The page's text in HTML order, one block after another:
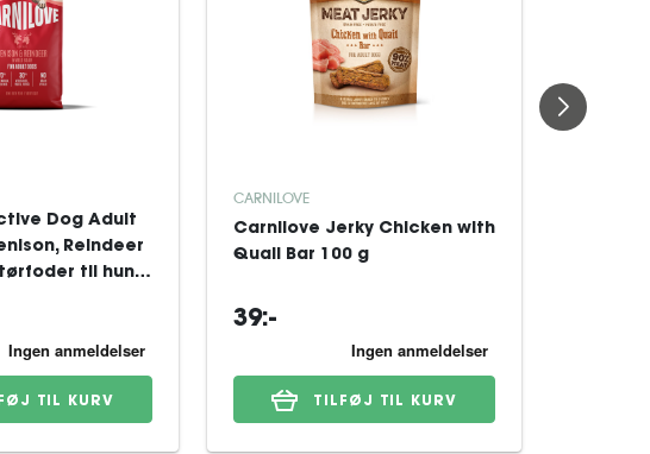
Dog Adult
Reindeer
til hund
TIL KURV
CARNILOVE
Carnilove Jerky Chicken with
Quail Bar 100 g
39:-
TILFØJ TIL KURV